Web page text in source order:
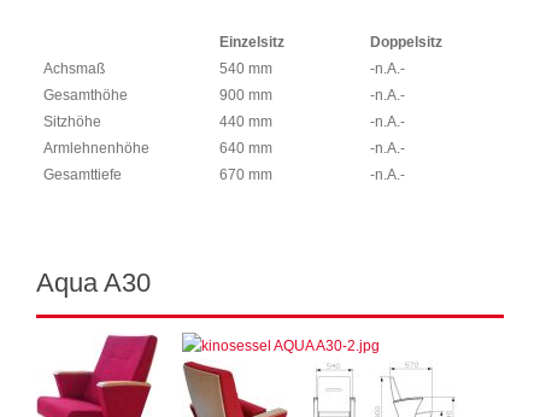
Einzelsitz
Doppelsitz
Achsmaß
540 mm
-n.A.-
Gesamthöhe
900 mm
-n.A.-
Sitzhöhe
440 mm
-n.A.-
Armlehnenhöhe
640 mm
-n.A.-
Gesamttiefe
670 mm -n.A.-
Aqua A30